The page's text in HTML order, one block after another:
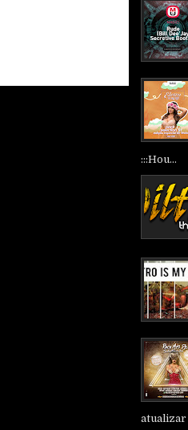
:::Hou...
atualizar